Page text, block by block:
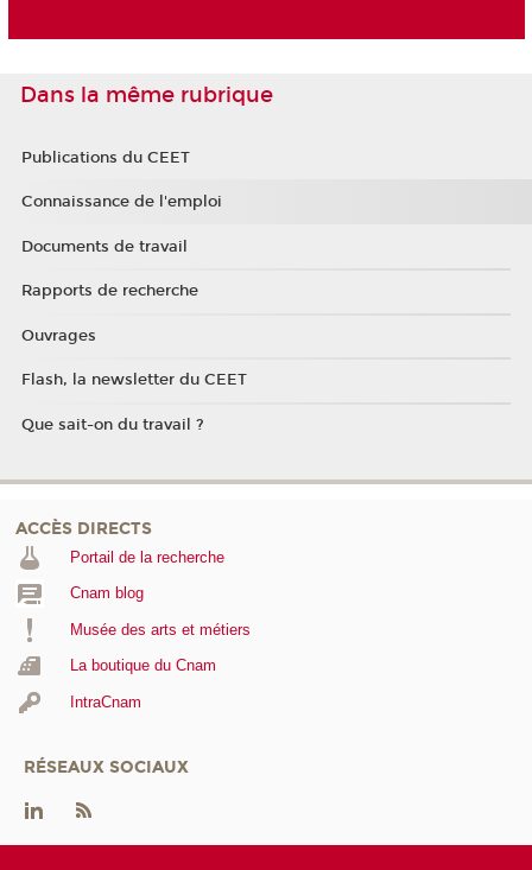
Dans la même rubrique
Publications du CEET
Connaissance de l'emploi
Documents de travail
Rapports de recherche
Ouvrages
Flash, la newsletter du CEET
Que sait-on du travail ?
ACCÈS DIRECTS
Portail de la recherche
Cnam blog
Musée des arts et métiers
La boutique du Cnam
IntraCnam
RÉSEAUX SOCIAUX